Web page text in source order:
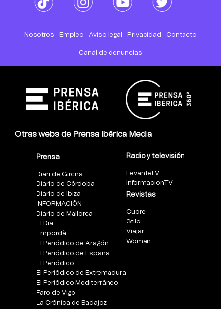
Nosotros Empleo Aviso legal Privacidad Contacto
Canal de denuncias
Otras webs de Prensa Ibérica Media
Prensa
Diari de Girona
Diario de Córdoba
Diario de Ibiza
INFORMACIÓN
Diario de Mallorca
El Día
Empordà
El Periódico de Aragón
El Periódico de España
El Periódico
El Periódico de Extremadura
El Periódico Mediterráneo
Faro de Vigo
La Crónica de Badajoz
Radio y televisión
LevanteTV
InformacionTV
Revistas
Cuore
Stilo
Viajar
Woman